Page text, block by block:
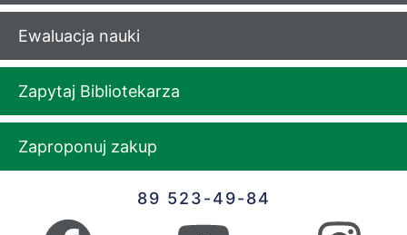
Ewaluacja nauki
Zapytaj Bibliotekarza
Zaproponuj zakup
89 523-49-84